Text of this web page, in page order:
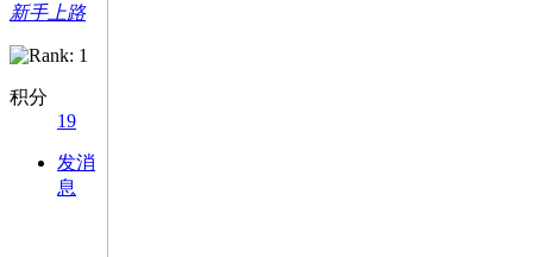
新手上路
积分
19
发消
息